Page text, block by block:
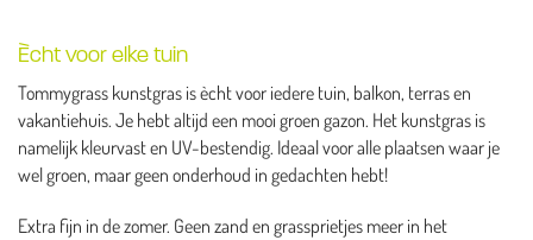
Ècht voor elke tuin
Tommygrass kunstgras is ècht voor iedere tuin, balkon, terras en
vakantiehuis. Je hebt altijd een mooi groen gazon. Het kunstgras is
namelijk kleurvast en UV-bestendig. Ideaal voor alle plaatsen waar je
wel groen, maar geen onderhoud in gedachten hebt!
Extra fijn in de zomer. Geen zand en grassprietjes meer in het